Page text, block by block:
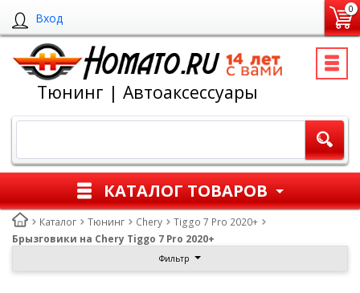
Вход
0
Тюнинг | Автоаксессуары
КАТАЛОГ ТОВАРОВ
Каталог Тюнинг Chery
Tiggo 7 Pro 2020+
Брызговики на Chery Tiggo 7 Pro 2020+
Фильтр